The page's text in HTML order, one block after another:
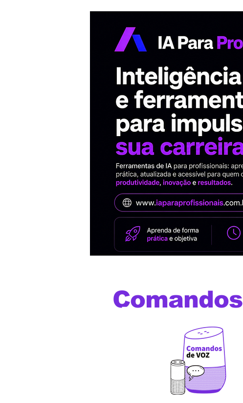
Comandos
de voz